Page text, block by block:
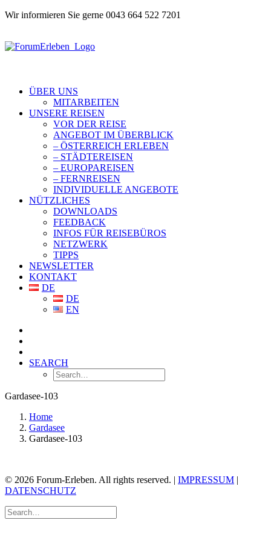
Wir informieren Sie gerne 0043 664 522 7201
ÜBER UNS
MITARBEITEN
UNSERE REISEN
VOR DER REISE
ANGEBOT IM ÜBERBLICK
– ÖSTERREICH ERLEBEN
– STÄDTEREISEN
– EUROPAREISEN
– FERNREISEN
INDIVIDUELLE ANGEBOTE
NÜTZLICHES
DOWNLOADS
FEEDBACK
INFOS FÜR REISEBÜROS
NETZWERK
TIPPS
NEWSLETTER
KONTAKT
DE
DE
EN
SEARCH
Gardasee-103
Home
Gardasee
Gardasee-103
© 2026 Forum-Erleben. All rights reserved. | IMPRESSUM |
DATENSCHUTZ